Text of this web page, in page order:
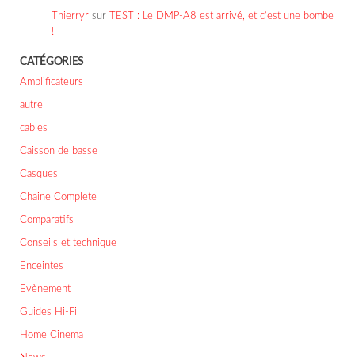
Thierryr sur
TEST : Le DMP-A8 est arrivé, et c’est une bombe
!
CATÉGORIES
Amplificateurs
autre
cables
Caisson de basse
Casques
Chaine Complete
Comparatifs
Conseils et technique
Enceintes
Evènement
Guides Hi-Fi
Home Cinema